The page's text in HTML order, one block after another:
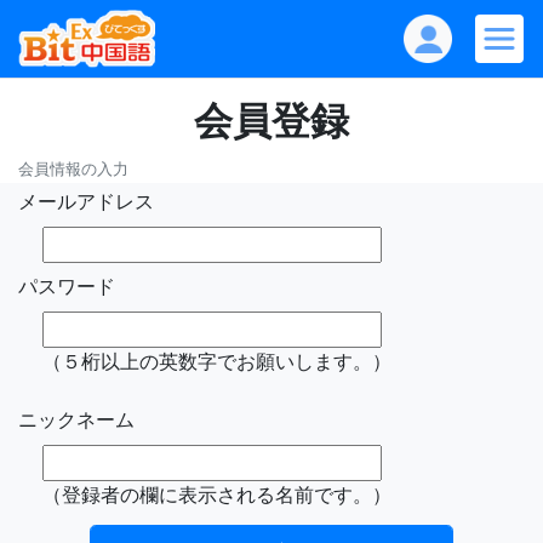
会員登録
会員情報の入力
メールアドレス
パスワード
（５桁以上の英数字でお願いします。）
ニックネーム
（登録者の欄に表示される名前です。）